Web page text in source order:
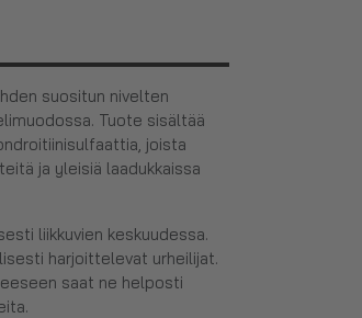
suositun nivelten
Tuote sisältää
joista
ja yleisiä laadukkaissa
liikkuvien keskuudessa.
harjoittelevat urheilijat.
saat ne helposti